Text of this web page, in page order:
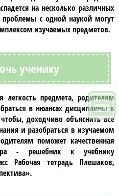
на несколько различных
с одной наукой могут
изучаемых предметов.
ученику
легкость предмета, родителям
в нюансах дисциплины в
доходчиво объяснить все
и разобраться в изучаемом
поможет качественная
- решебник к учебнику
Рабочая тетрадь Плешаков,
.